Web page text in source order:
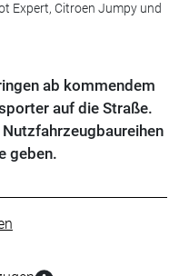
Expert, Citroen Jumpy und
ab kommendem
auf die Straße.
geben.